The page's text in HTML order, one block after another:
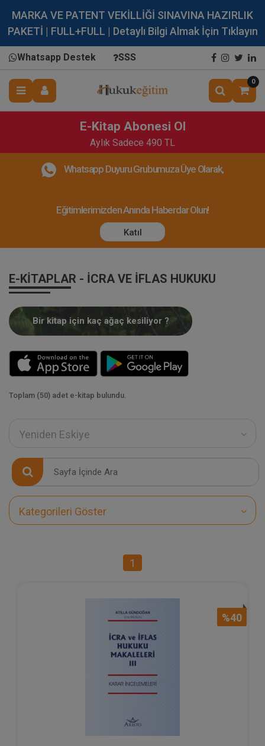
MARKA VE PATENT VEKİLLİĞİ SINAVINA HAZIRLIK
PAKETİ | FULL+FULL | Detaylı Bilgi Almak İçin Tıklayın
Whatsapp Destek SSS
0
E-Kitap Abonesi Ol
Aylık Sadece 490 TL
Whatsapp Duyuru Grubumuza Üye Olarak,
Eğitimlerimizden Anında Haberdar Olun!
Katıl
E-KITAPLAR - İCRA VE İFLAS HUKUKU
Bir kitap için kaç ağaç kesiliyor ?
Toplam (50) adet e-kitap bulundu.
Yeniden Eskiye
Kategorileri Göster
1
%40